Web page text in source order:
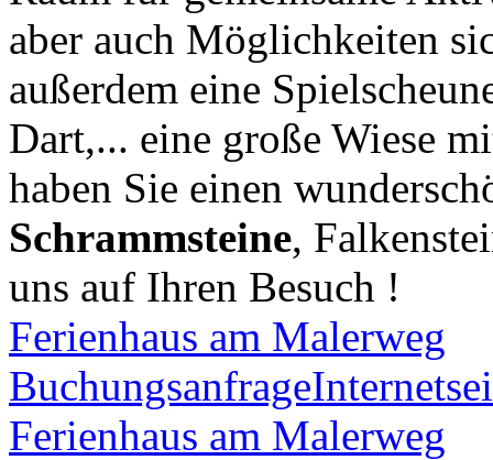
aber auch Möglichkeiten
außerdem eine
Dart,... eine große Wiese
haben Sie einen
Schrammsteine,
uns auf Ihren Besuch !
Ferienhaus am Malerweg
Buchungsanfrage
Ferienhaus am Malerweg